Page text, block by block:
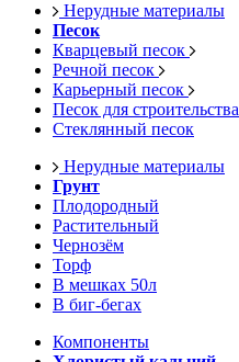
Нерудные материалы
Песок
Кварцевый песок
Речной песок
Карьерный песок
Песок для строительства
Стеклянный песок
Нерудные материалы
Грунт
Плодородный
Растительный
Чернозём
Торф
В мешках 50л
В биг-бегах
Компоненты